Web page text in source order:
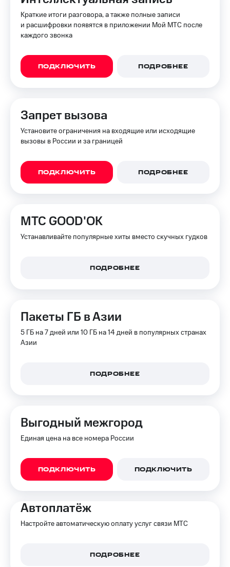
Настройки
автоплатежа
номер
другого
оператора
и
ТВ
Переводы
телефона
на карту
по QR-
за границей
колонки
Умные
часы
Акции
и
Все
товары
Краткие итоги разговора, а также полные записи
и расшифровки появятся в приложении Мой МТС после
каждого звонка
ПОДКЛЮЧИТЬ ПОДРОБНЕЕ
Запрет вызова
Установите ограничения на входящие или исходящие
вызовы в России и за границей
ПОДКЛЮЧИТЬ ПОДРОБНЕЕ
МТС GOOD'OK
Устанавливайте популярные хиты вместо скучных гудков
ПОДРОБНЕЕ
Пакеты ГБ в Азии
5 ГБ на 7 дней или 10 ГБ на 14 дней в популярных странах
Азии
ПОДРОБНЕЕ
Выгодный межгород
Единая цена на все номера России
ПОДКЛЮЧИТЬ ПОДКЛЮЧИТЬ
Автоплатёж
Настройте автоматическую оплату услуг связи МТС
ПОДРОБНЕЕ